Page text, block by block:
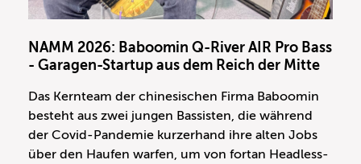
NAMM 2026: Baboomin Q-River AIR Pro Bass
- Garagen-Startup aus dem Reich der Mitte
Das Kernteam der chinesischen Firma Baboomin
besteht aus zwei jungen Bassisten, die während
der Covid-Pandemie kurzerhand ihre alten Jobs
über den Haufen warfen, um von fortan Headless-